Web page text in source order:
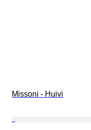
Missoni - Huivi